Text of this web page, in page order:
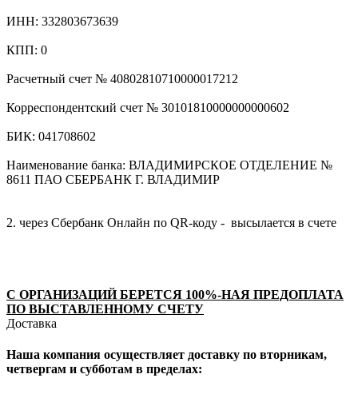
ИНН: 332803673639
КПП: 0
Расчетный счет № 40802810710000017212
Корреспондентский счет № 30101810000000000602
БИК: 041708602
Наименование банка: ВЛАДИМИРСКОЕ ОТДЕЛЕНИЕ №
8611 ПАО СБЕРБАНК Г. ВЛАДИМИР
2. через Сбербанк Онлайн по QR-коду - высылается в счете
С ОРГАНИЗАЦИЙ БЕРЕТСЯ 100%-НАЯ ПРЕДОПЛАТА
ПО ВЫСТАВЛЕННОМУ СЧЕТУ
Доставка
Наша компания осуществляет доставку по вторникам,
четвергам и субботам в пределах: